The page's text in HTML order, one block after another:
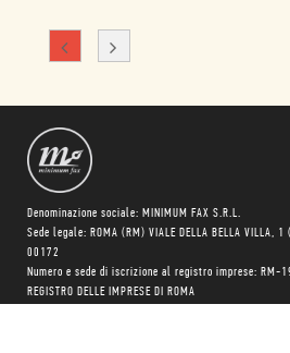
Denominazione sociale: MINIMUM FAX S.R.L.
Sede legale: ROMA (RM) VIALE DELLA BELLA VILLA,
00172
Numero e sede di iscrizione al registro imprese:
REGISTRO DELLE IMPRESE DI ROMA